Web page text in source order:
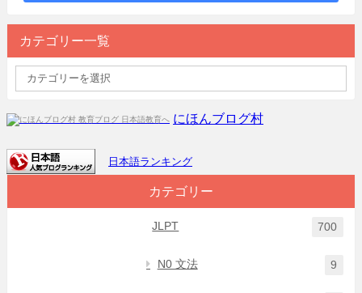
カテゴリー一覧
にほんブログ村
日本語ランキング
カテゴリー
JLPT 700
N0 文法 9